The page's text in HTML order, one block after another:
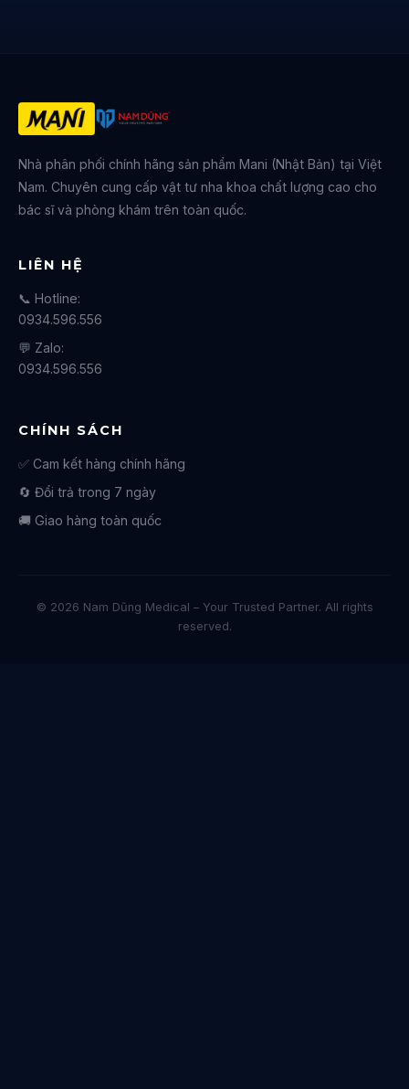
Nhà phân phối chính hãng sản phẩm Mani (Nhật Bản) tại Việt
Nam. Chuyên cung cấp vật tư nha khoa chất lượng cao cho
bác sĩ và phòng khám trên toàn quốc.
LIÊN HỆ
📞 Hotline:
0934.596.556
💬 Zalo:
0934.596.556
CHÍNH SÁCH
✅ Cam kết hàng chính hãng
🔄 Đổi trả trong 7 ngày
🚚 Giao hàng toàn quốc
© 2026 Nam Dũng Medical – Your Trusted Partner. All rights
reserved.